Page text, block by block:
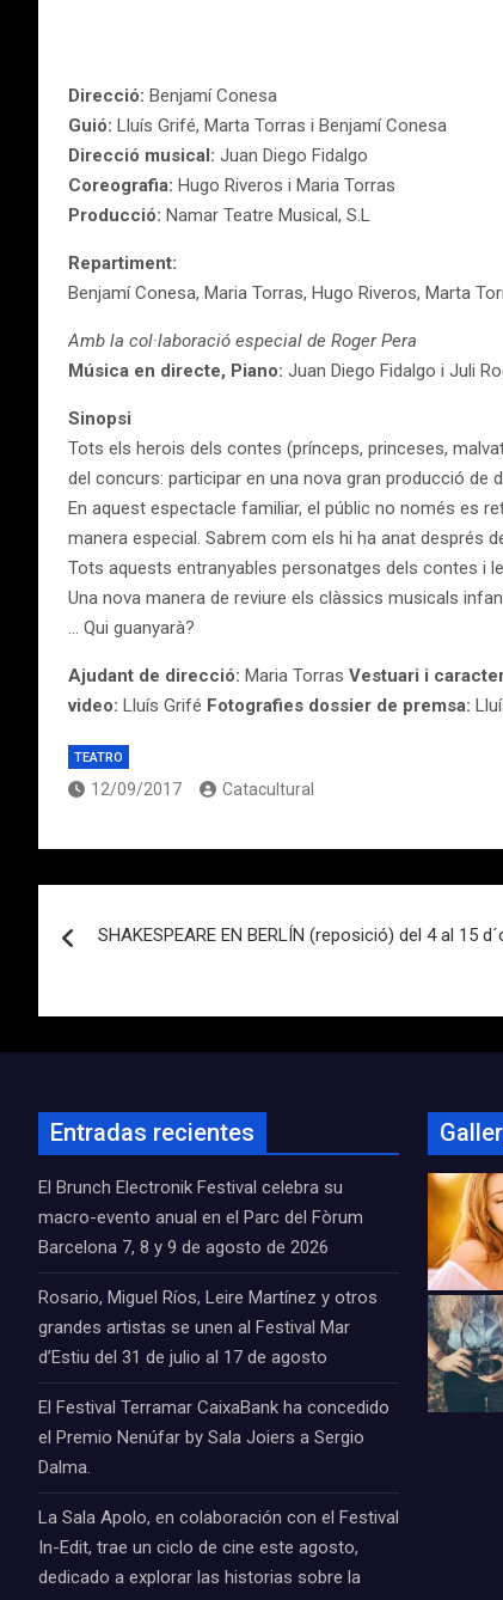
Direcció: Benjamí Conesa
Guió: Lluís Grifé, Marta Torras i Benjamí Conesa
Direcció musical: Juan Diego Fidalgo
Coreografia: Hugo Riveros i Maria Torras
Producció: Namar Teatre Musical, S.L
Repartiment:
Benjamí Conesa, Maria Torras, Hugo Riveros, Marta
Amb la col·laboració especial de Roger Pera
Música en directe, Piano: Juan Diego Fidalgo i Juli
Sinopsi
Tots els herois dels contes (prínceps, princeses,
del concurs: participar en una nova gran producció de
En aquest espectacle familiar, el públic no només es
manera especial. Sabrem com els hi ha anat després
Tots aquests entranyables personatges dels contes i
Una nova manera de reviure els clàssics musicals
… Qui guanyarà?
Ajudant de direcció: Maria Torras Vestuari i
video: Lluís Grifé Fotografies dossier de premsa:
TEATRO
12/09/2017 Catacultural
de
entradas
SHAKESPEARE EN BERLÍN (reposició) del 4 al 15
Entradas recientes
El Brunch Electronik Festival celebra su
macro-evento anual en el Parc del Fòrum
Barcelona 7, 8 y 9 de agosto de 2026
Rosario, Miguel Ríos, Leire Martínez y otros
grandes artistas se unen al Festival Mar
d’Estiu del 31 de julio al 17 de agosto
El Festival Terramar CaixaBank ha concedido
el Premio Nenúfar by Sala Joiers a Sergio
Dalma.
La Sala Apolo, en colaboración con el Festival
In-Edit, trae un ciclo de cine este agosto,
dedicado a explorar las historias sobre la